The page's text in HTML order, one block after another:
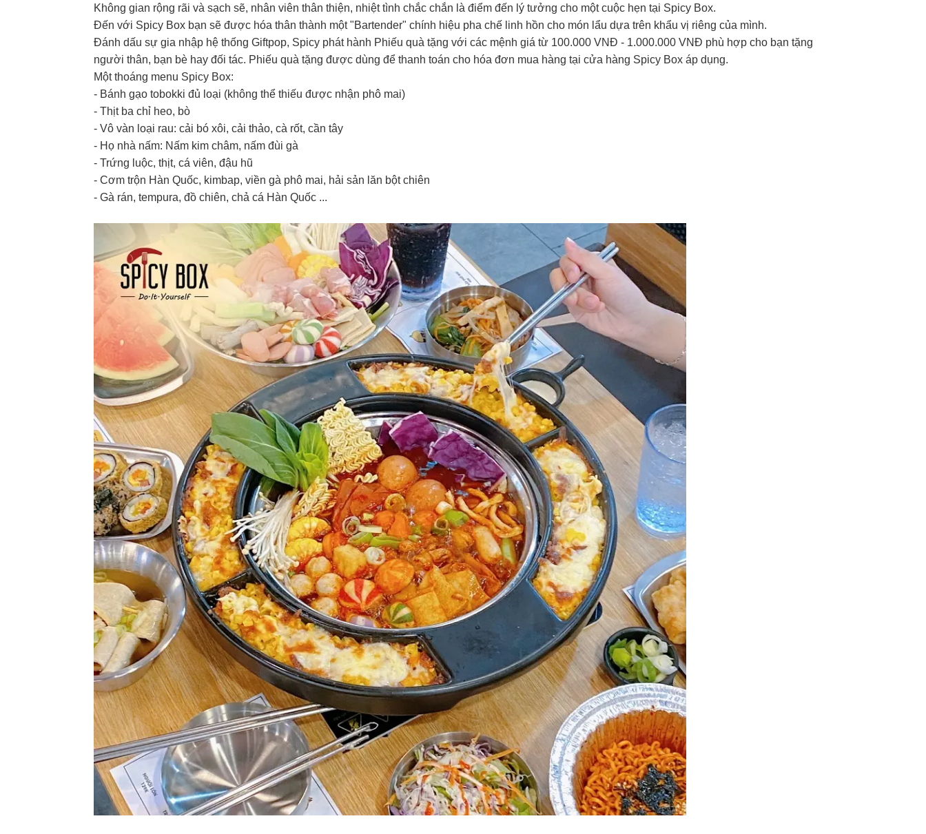
Không gian rộng rãi và sạch sẽ, nhân viên thân thiện, nhiệt tình chắc chắn là điểm đến lý tưởng cho một cuộc hẹn tại Spicy Box.
Đến với Spicy Box bạn sẽ được hóa thân thành một "Bartender" chính hiệu pha chế linh hồn cho món lẩu dựa trên khẩu vị riêng của mình.
Đánh dấu sự gia nhập hệ thống Giftpop, Spicy phát hành Phiếu quà tặng với các mệnh giá từ 100.000 VNĐ - 1.000.000 VNĐ phù hợp cho bạn tặng
người thân, bạn bè hay đối tác. Phiếu quà tặng được dùng để thanh toán cho hóa đơn mua hàng tại cửa hàng Spicy Box áp dụng.
Một thoáng menu Spicy Box:
- Bánh gạo tobokki đủ loại (không thể thiếu được nhận phô mai)
- Thịt ba chỉ heo, bò
- Vô vàn loại rau: cải bó xôi, cải thảo, cà rốt, cần tây
- Họ nhà nấm: Nấm kim châm, nấm đùi gà
- Trứng luộc, thịt, cá viên, đậu hũ
- Cơm trộn Hàn Quốc, kimbap, viền gà phô mai, hải sản lăn bột chiên
- Gà rán, tempura, đồ chiên, chả cá Hàn Quốc ...